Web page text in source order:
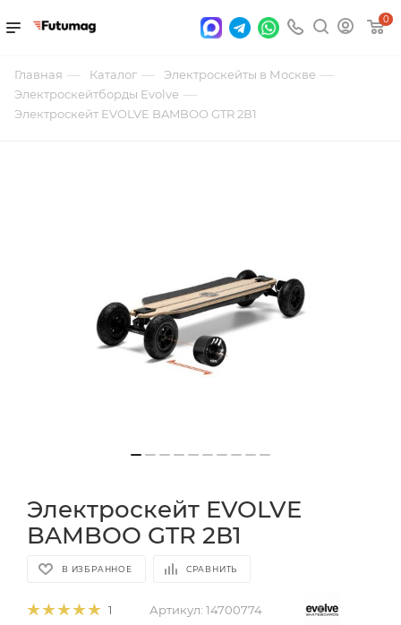
0
Главная — Каталог — Электроскейты в Москве —
Электроскейтборды Evolve —
Электроскейт EVOLVE BAMBOO GTR 2В1
Электроскейт EVOLVE
BAMBOO GTR 2В1
В ИЗБРАННОЕ СРАВНИТЬ
1 Артикул: 14700774